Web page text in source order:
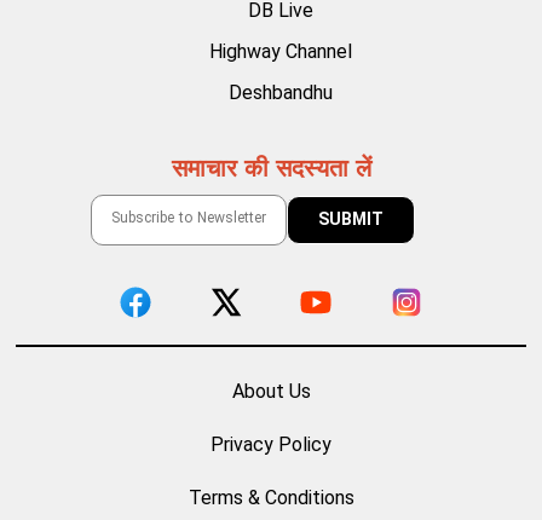
DB Live
Highway Channel
Deshbandhu
समाचार की सदस्यता लें
About Us
Privacy Policy
Terms & Conditions